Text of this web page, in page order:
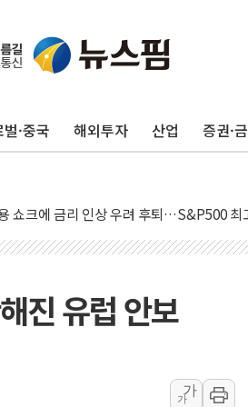
·중국 해외투자 산업 증권·
원 주택 검토, 민주당 스스로 원칙 뒤집는
위 지속…청주·진천 35도, 곳곳 소나기
·인천 경선 결과 발표...'김민석 재역전 vs
인정보 보안 새판 짠다…'자율규제단체'
이사 해임 재추진…"26일까지 의혹 소명"
용 예상 밖 부진에 연준 금리 인상 가능
수니파 3국, '공동방위협정' 체결… 이스라
폐증 행정명령 검토…"이르면 다음 주"
악관 무도회장 공사 중단 명령…트럼프 제
유 수출항 '하르그섬', 최근 1주일 이상 '올
진 유럽 안보
가
가